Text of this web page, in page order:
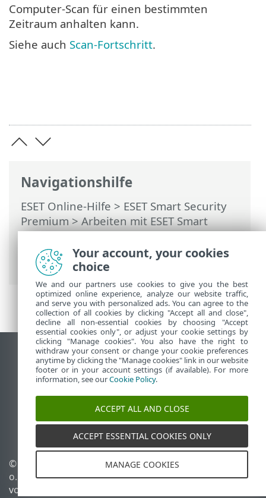
Navigationshilfe
ESET Online-Hilfe > ESET Smart Security
Premium>Arbeiten mit ESET Smart
Security Premium>Tools>Taskplaner>
Dialogfenster – Taskplaner > Optionen
für geplante Scans
Computer-Scan für einen bestimmten
Zeitraum anhalten kann.
Siehe auch Scan-Fortschritt.
Desktop-Site anzeigen
End of Life
ESET Knowledgebase
ESET-Forum
ESET Status Portal
Regionaler Support
© 1992 - 2025 ESET, spol. s r.
o. - Alle Rechte
vorbehalten.
Cookies verwalten
Cookie-Richtlinie
Your account, your cookies
choice
We and our partners use cookies to give you the best
optimized online experience, analyze our website traffic,
and serve you with personalized ads. You can agree to the
collection of all cookies by clicking "Accept all and close",
decline all non-essential cookies by choosing "Accept
essential cookies only", or adjust your cookie settings by
clicking "Manage cookies". You also have the right to
withdraw your consent or change your cookie preferences
anytime by clicking the "Manage cookies" link in our website
footer or in your account settings (if available). For more
information, see ourCookie Policy.
ACCEPT ALL AND CLOSE
ACCEPT ESSENTIAL COOKIES ONLY
MANAGE COOKIES